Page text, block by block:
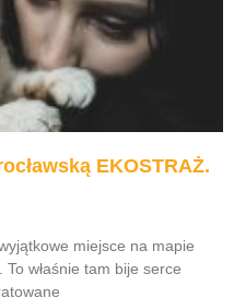
EKOSTRAŻ.
miejsce na mapie
To właśnie tam bije serce